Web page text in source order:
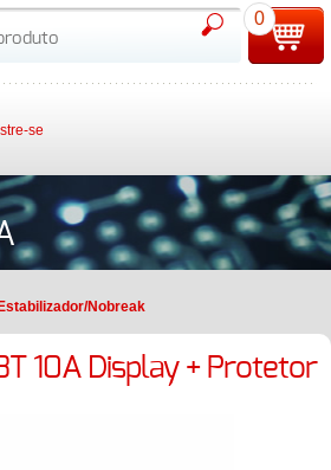
se
0
Estabilizador/Nobreak
10A Display + Protetor